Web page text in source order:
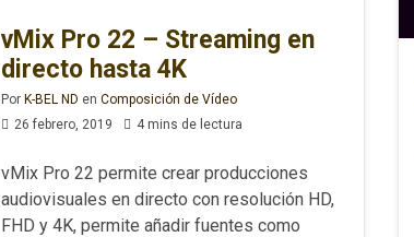
vMix Pro 22 – Streaming en
directo hasta 4K
Por K-BEL ND en Composición de Vídeo
26 febrero, 2019
4 mins de lectura
vMix Pro 22 permite crear producciones
audiovisuales en directo con resolución HD,
FHD y 4K, permite añadir fuentes como